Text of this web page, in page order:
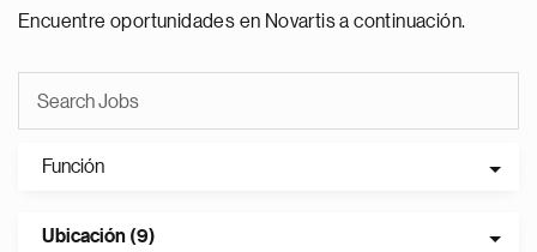
Encuentre oportunidades en Novartis a continuación.
Función
Ubicación (9)